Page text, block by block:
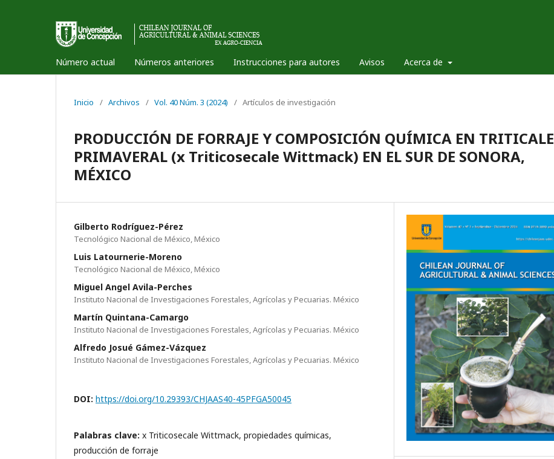
Número actual Números anteriores Instrucciones para autores Avisos Acerca de
Inicio / Archivos / Vol. 40 Núm. 3 (2024) / Artículos de investigación
PRODUCCIÓN DE FORRAJE Y COMPOSICIÓN QUÍMICA EN TRITICALE
PRIMAVERAL (x Triticosecale Wittmack) EN EL SUR DE SONORA,
MÉXICO
Gilberto Rodríguez-Pérez
Tecnológico Nacional de México, México
Luis Latournerie-Moreno
Tecnológico Nacional de México, México
Miguel Angel Avila-Perches
Instituto Nacional de Investigaciones Forestales, Agrícolas y Pecuarias. México
Martín Quintana-Camargo
Instituto Nacional de Investigaciones Forestales, Agrícolas y Pecuarias. México
Alfredo Josué Gámez-Vázquez
Instituto Nacional de Investigaciones Forestales, Agrícolas y Pecuarias. México
DOI: https://doi.org/10.29393/CHJAAS40-45PFGA50045
Palabras clave: x Triticosecale Wittmack, propiedades químicas,
producción de forraje